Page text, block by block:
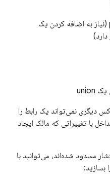
عناصر انتهای یک parcelable (نیاز به اضافه کردن یک
دیگری نمی‌تواند یک رابط را
با تغییراتی که مالک ایجاد
مسدود شده‌اند، می‌توانید با
بسازید: